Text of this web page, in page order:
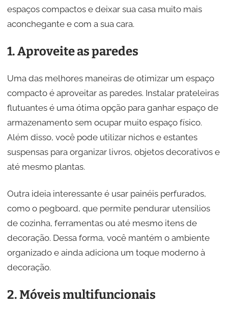
espaços compactos e deixar sua casa muito mais
aconchegante e com a sua cara.
1. Aproveite as paredes
Uma das melhores maneiras de otimizar um espaço
compacto é aproveitar as paredes. Instalar prateleiras
flutuantes é uma ótima opção para ganhar espaço de
armazenamento sem ocupar muito espaço físico.
Além disso, você pode utilizar nichos e estantes
suspensas para organizar livros, objetos decorativos e
até mesmo plantas.
Outra ideia interessante é usar painéis perfurados,
como o pegboard, que permite pendurar utensílios
de cozinha, ferramentas ou até mesmo itens de
decoração. Dessa forma, você mantém o ambiente
organizado e ainda adiciona um toque moderno à
decoração.
2. Móveis multifuncionais